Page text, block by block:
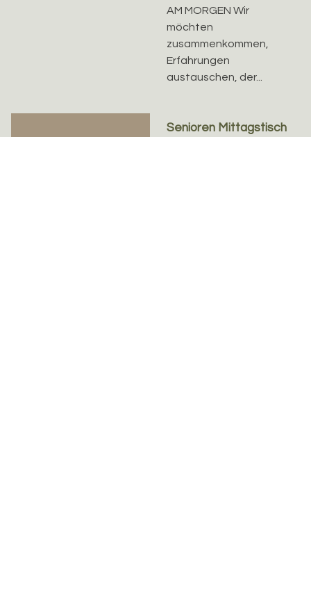
AM MORGEN Wir
möchten
zusammenkommen,
Erfahrungen
austauschen, der...
Senioren Mittagstisch